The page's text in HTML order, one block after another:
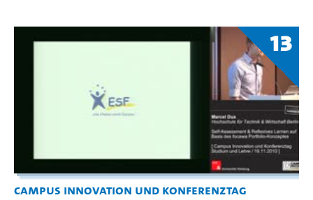
13
Campus Innovation und Konferenztag